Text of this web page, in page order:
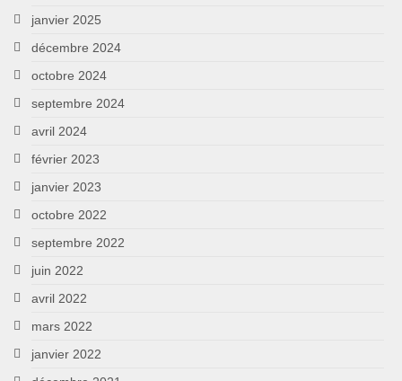
janvier 2025
décembre 2024
octobre 2024
septembre 2024
avril 2024
février 2023
janvier 2023
octobre 2022
septembre 2022
juin 2022
avril 2022
mars 2022
janvier 2022